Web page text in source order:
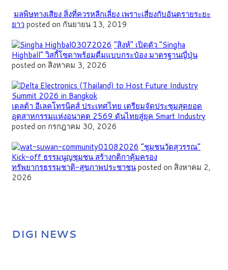
มลพิษทางเสียง สิ่งที่ควรหลีกเลี่ยง เพราะเสี่ยงกับอันตรายระยะ
ยาวposted on กันยายน 13, 2019
“สิงห์” เปิดตัว “Singha
Highball” วิสกี้โซดาพร้อมดื่มแบบกระป๋อง มาตรฐานญี่ปุ่น
posted on สิงหาคม 3, 2026
เดลต้า อีเลคโทรนิคส์ ประเทศไทย เตรียมจัดประชุมสุดยอด
อุตสาหกรรมแห่งอนาคต 2569 ดันไทยสู่ยุค Smart Industry
posted on กรกฎาคม 30, 2026
”ชุมชนวัดสุวรรณ”
Kick-off ธรรมนูญชุมชน สร้างกติกาคุ้มครอง
ทรัพยากรธรรมชาติ-สุขภาพประชาชนposted on สิงหาคม 2,
2026
DIGI NEWS